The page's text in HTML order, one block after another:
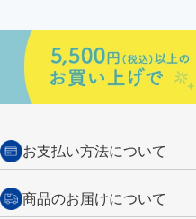
お支払い方法について
クレジットカード
商品のお届けについて